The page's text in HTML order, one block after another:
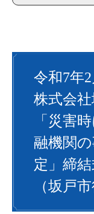
令和7年2
株式会
「災害
融機関
定」締
（坂戸市